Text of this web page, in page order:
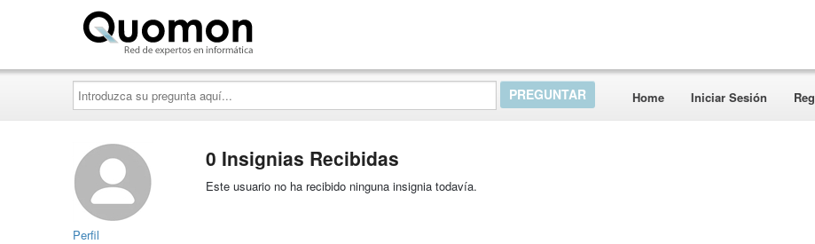
Introduzca
su
pregunta
aquí...
Home Iniciar Sesión
Perfil
0 Insignias Recibidas
Este usuario no ha recibido ninguna insignia todavía.